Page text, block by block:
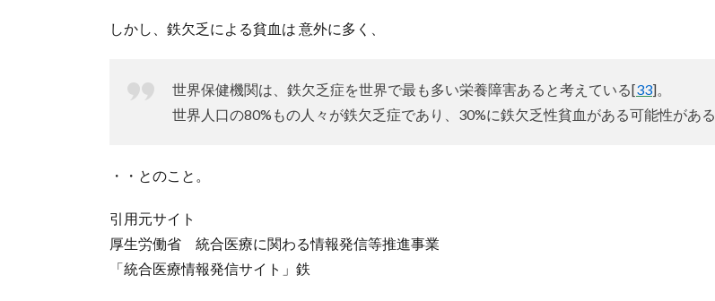
しかし、鉄欠乏による貧血は 意外に多く、
世界保健機関は、鉄欠乏症を世界で最も多い栄養障害あると考えている[33]。
世界人口の80%もの人々が鉄欠乏症であり、30%に鉄欠乏性貧血がある可能性がある
・・とのこと。
引用元サイト
厚生労働省 統合医療に関わる情報発信等推進事業
「統合医療情報発信サイト」鉄